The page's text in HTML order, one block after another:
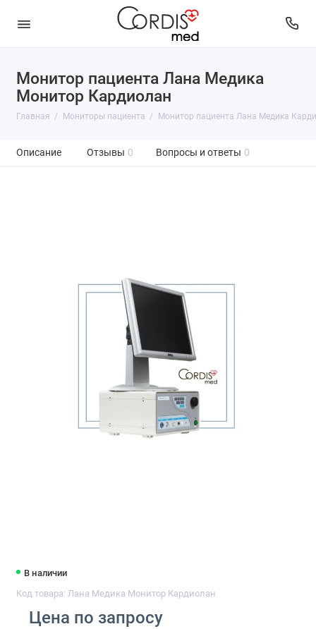
Монитор пациента Лана Медика
Монитор Кардиолан
Главная Мониторы пациента Монитор пациента Лана Медика
Описание Отзывы 0 Вопросы и ответы 0
В наличии
Код товара: Лана Медика Монитор Кардиолан
Цена по запросу